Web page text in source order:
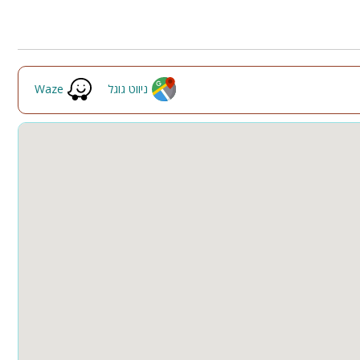
גינה חצר
קבוצות גדולות חדרי שינה
Waze ניווט גוגל